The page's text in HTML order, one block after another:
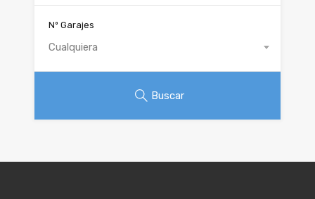
Nº Garajes
Cualquiera
Buscar